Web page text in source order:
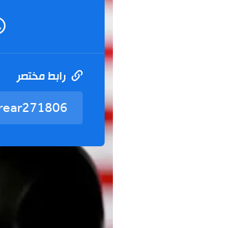
رابط مختصر